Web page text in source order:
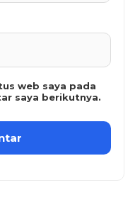
web saya pada
saya berikutnya.